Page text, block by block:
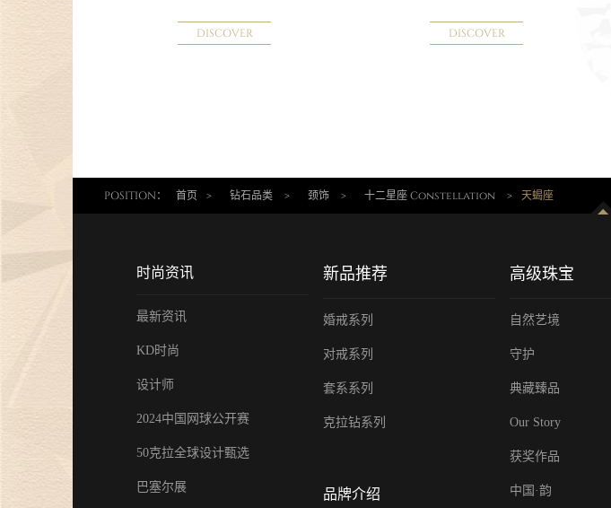
DISCOVER DISCOVER
POSITION： 首页 > 钻石品类 > 颈饰 > 十二星座 Constellation > 天蝎座
时尚资讯
最新资讯
KD时尚
设计师
2024中国网球公开赛
50克拉全球设计甄选
巴塞尔展
新品推荐
婚戒系列
对戒系列
套系系列
克拉钻系列
品牌介绍
高级珠宝
自然艺境
守护
典藏臻品
Our Story
获奖作品
中国·韵